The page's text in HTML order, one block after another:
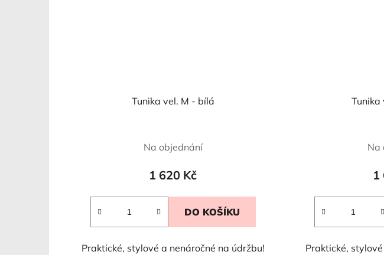
Tunika vel. M - bílá
Na objednání
1 620 Kč
DO KOŠÍKU
Praktické, stylové a nenáročné na údržbu!
Tunika
Na
1
Praktické,